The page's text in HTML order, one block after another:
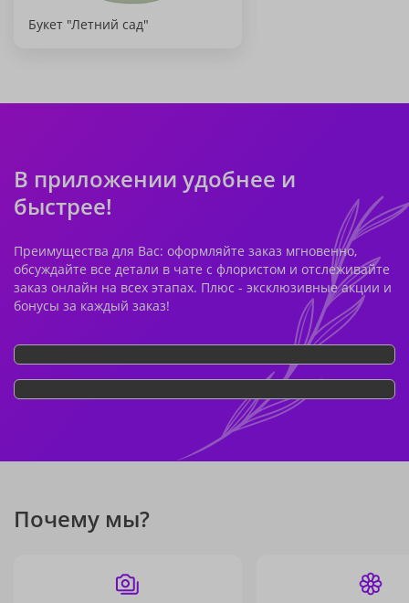
Букет "Летний сад"
В приложении удобнее и
быстрее!
Преимущества для Вас: оформляйте заказ мгновенно,
обсуждайте все детали в чате с флористом и отслеживайте
заказ онлайн на всех этапах. Плюс - эксклюзивные акции и
бонусы за каждый заказ!
Почему мы?